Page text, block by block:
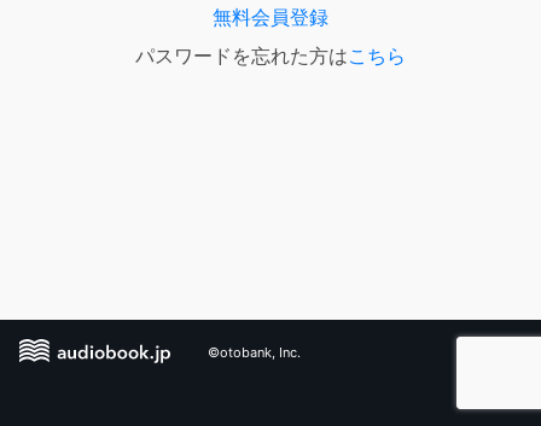
無料会員登録
パスワードを忘れた方はこちら
©otobank, Inc.